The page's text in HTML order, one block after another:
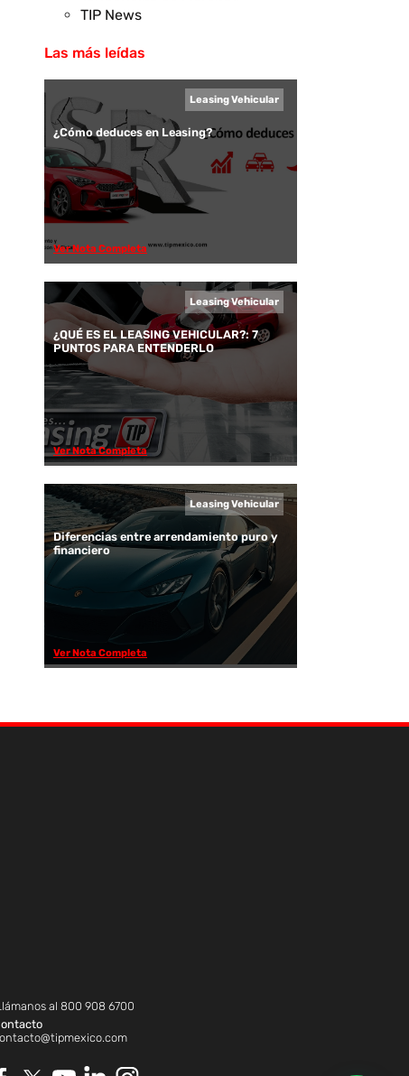
TIP News
Las más leídas
Leasing Vehicular
¿Cómo deduces en Leasing?
Ver Nota Completa
Leasing Vehicular
¿QUÉ ES EL LEASING VEHICULAR?: 7
PUNTOS PARA ENTENDERLO
Ver Nota Completa
Leasing Vehicular
Diferencias entre arrendamiento puro y
financiero
Ver Nota Completa
al 800 908 6700